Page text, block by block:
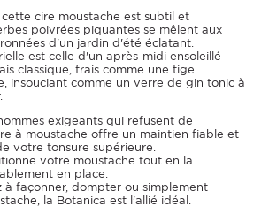
cire moustache est subtil et
poivrées piquantes se mêlent aux
d'un jardin d'été éclatant.
est celle d'un après-midi ensoleillé
classique, frais comme une tige
insouciant comme un verre de gin tonic à
exigeants qui refusent de
à moustache offre un maintien fiable et
votre tonsure supérieure.
votre moustache tout en la
en place.
à façonner, dompter ou simplement
la Botanica est l'allié idéal.